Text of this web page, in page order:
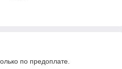
по предоплате.